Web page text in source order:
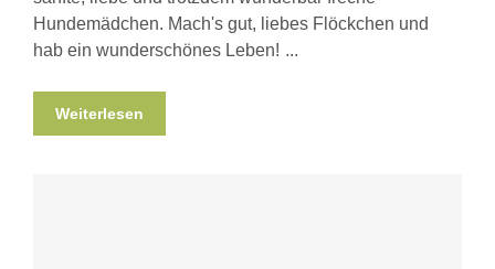
Hundemädchen. Mach's gut, liebes Flöckchen und
hab ein wunderschönes Leben!
Weiterlesen